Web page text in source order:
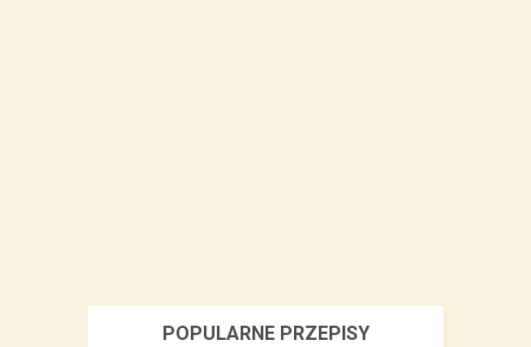
POPULARNE PRZEPISY